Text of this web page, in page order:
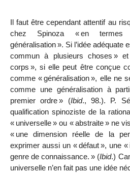
Il faut être cependant attentif au
chez Spinoza «en termes
généralisation». Si l’idée adéquate
commun à plusieurs choses »
corps », si elle peut être conçue
comme «généralisation», elle ne
comme une généralisation à
premier ordre» (Ibid., 98.). P.
qualification spinoziste de la
« universelle» ou « abstraite » ne
« une dimension réelle de la
exprimer aussi un «défaut», une «
genre de connaissance. » (Ibid.)
universelle n’en fait pas une idée